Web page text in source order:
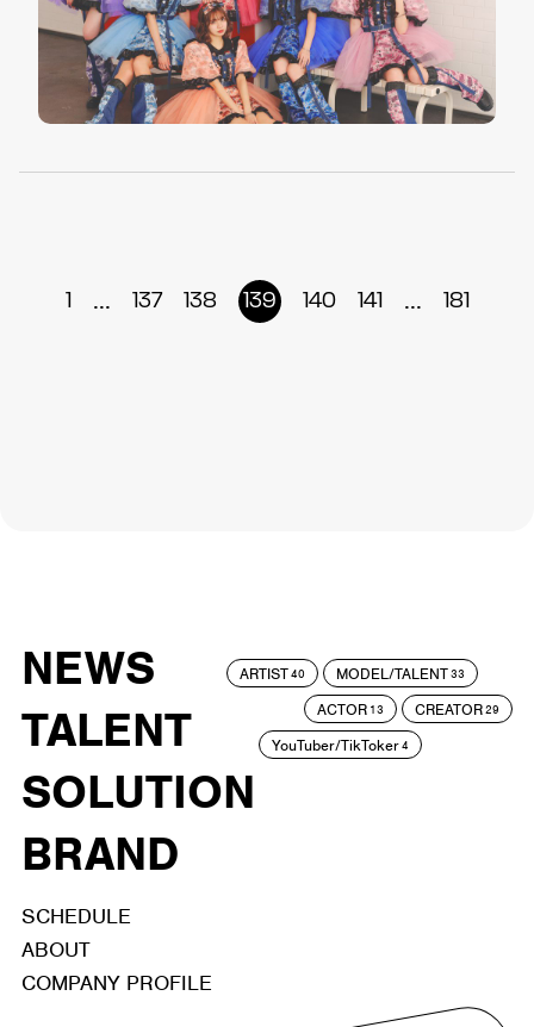
1 ... 137 138 139 140 141 ... 181
NEWS
TALENT
SOLUTION
BRAND
ARTIST40 MODEL/TALENT33
ACTOR 13 CREATOR29
YouTuber/TikToker4
SCHEDULE
ABOUT
COMPANY PROFILE